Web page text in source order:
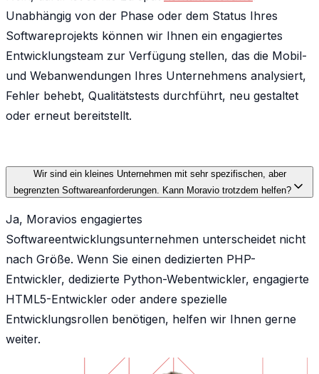
Unabhängig von der Phase oder dem Status Ihres
Softwareprojekts können wir Ihnen ein engagiertes
Entwicklungsteam zur Verfügung stellen, das die Mobil-
und Webanwendungen Ihres Unternehmens analysiert,
Fehler behebt, Qualitätstests durchführt, neu gestaltet
oder erneut bereitstellt.
Wir sind ein kleines Unternehmen mit sehr spezifischen, aber
begrenzten Softwareanforderungen. Kann Moravio trotzdem helfen?
Ja, Moravios engagiertes
Softwareentwicklungsunternehmen unterscheidet nicht
nach Größe. Wenn Sie einen dedizierten PHP-
Entwickler, dedizierte Python-Webentwickler, engagierte
HTML5-Entwickler oder andere spezielle
Entwicklungsrollen benötigen, helfen wir Ihnen gerne
weiter.